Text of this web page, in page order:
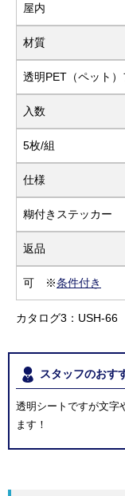
屋内
材質
透明PET（ペット）
入数
5枚/組
仕様
糊付きステッカー
返品
可 ※条件付き
カタログ3：USH-66
スタッフのおす
透明シートですが文字
ます！